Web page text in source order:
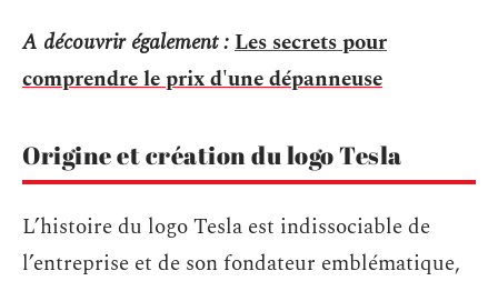
A découvrir également :Les secrets pour
comprendre le prix d'une dépanneuse
Origine et création du logo Tesla
L’histoire du logo Tesla est indissociable de
l’entreprise et de son fondateur emblématique,